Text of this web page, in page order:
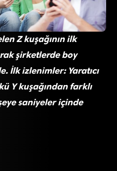
Z kuşağının ilk
şirketlerde boy
İlk izlenimler: Yaratıcı
Y kuşağından farklı
saniyeler içinde